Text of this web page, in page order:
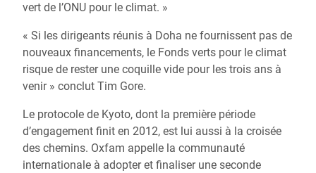
vert de l’ONU pour le climat. »
« Si les dirigeants réunis à Doha ne fournissent pas de
nouveaux financements, le Fonds verts pour le climat
risque de rester une coquille vide pour les trois ans à
venir » conclut Tim Gore.
Le protocole de Kyoto, dont la première période
d’engagement finit en 2012, est lui aussi à la croisée
des chemins. Oxfam appelle la communauté
internationale à adopter et finaliser une seconde